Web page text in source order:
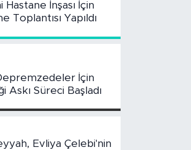
Hastane İnşası İçin
Toplantısı Yapıldı
İçin
Askı Süreci Başladı
Evliya Çelebi'nin